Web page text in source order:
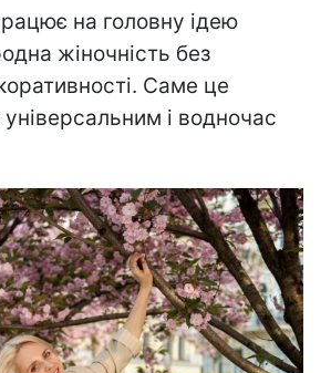
на головну ідею
жіночність без
Саме це
і водночас